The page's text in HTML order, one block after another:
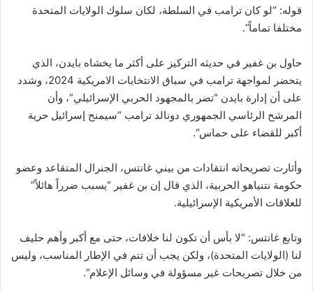
قوله: “لو كان ترامب في السلطة، لكان سلوك الولايات المتحدة
مختلفا تماماً“.
حاول بن غفير في حديثه التركيز على أكثر ما يخشاه بايدن، الذي
يتحضر لمواجهة ترامب في سباق الانتخابات الامريكية 2024، وشدد
على أن إدارة بايدن “تضر بالمجهود الحربي الإسرائيلي”، وأن
المرشح الرئاسي الجمهوري دونالد ترامب “سيمنح إسرائيل حرية
أكبر للقضاء على حماس“.
وأثارت تصريحاته انتقادات من بيني غانتس، الجنرال المتقاعد وعضو
حكومة نتنياهو الحربية، الذي قال إن بن غفير “يسبب ضرراً هائلاً”
للعلاقات الأمريكية الإسرائيلية.
وتابع غانتس: “لا بأس أن تكون لنا خلافات، حتى مع أكبر وأهم حليف
لنا (الولايات المتحدة)، ولكن يجب أن تتم في الإطار المناسب، وليس
من خلال تصريحات غير مسؤولة في وسائل الإعلام“.